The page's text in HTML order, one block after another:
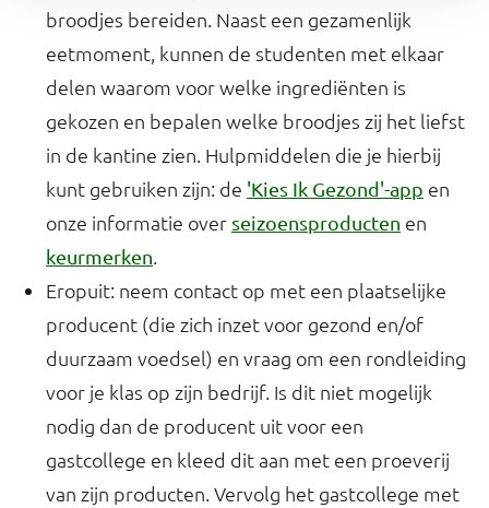
broodjes bereiden. Naast een gezamenlijk
eetmoment, kunnen de studenten met elkaar
delen waarom voor welke ingrediënten is
gekozen en bepalen welke broodjes zij het liefst
in de kantine zien. Hulpmiddelen die je hierbij
kunt gebruiken zijn: de 'Kies Ik Gezond'-app en
onze informatie over seizoensproducten en
keurmerken.
Eropuit: neem contact op met een plaatselijke
producent (die zich inzet voor gezond en/of
duurzaam voedsel) en vraag om een rondleiding
voor je klas op zijn bedrijf. Is dit niet mogelijk
nodig dan de producent uit voor een
gastcollege en kleed dit aan met een proeverij
van zijn producten. Vervolg het gastcollege met